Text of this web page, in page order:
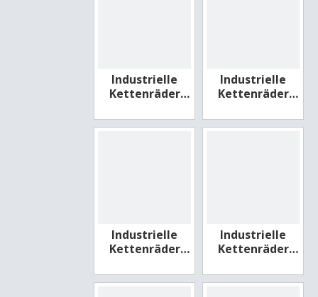
Industrielle
Kettenräder
Motorräder
Industrielle
Kettenräder
Elektroautos
Industrielle
Kettenräder
Maschinen
Industrielle
Kettenräder
Gürtel